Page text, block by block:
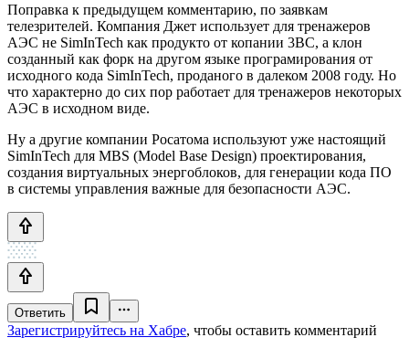
Поправка к предыдущем комментарию, по заявкам
телезрителей. Компания Джет использует для тренажеров
АЭС не SimInTech как продукто от копании 3ВС, а клон
созданный как форк на другом языке програмирования от
исходного кода SimInTech, проданого в далеком 2008 году. Но
что характерно до сих пор работает для тренажеров некоторых
АЭС в исходном виде.
Ну а другие компании Росатома используют уже настоящий
SimInTech для MBS (Model Base Design) проектирования,
создания виртуальных энергоблоков, для генерации кода ПО
в системы управления важные для безопасности АЭС.
Ответить
Зарегистрируйтесь на Хабре, чтобы оставить комментарий